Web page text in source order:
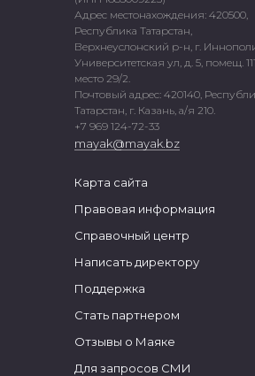
Адрес местонахождения: 420500,
Республика Татарстан,
Верхнеуслонский р-н, г.
Университетская ул, д. 5, помещ.
место 29/2.
Почтовый адрес: 420140,
Татарстан, г. Казань, а/я 210.
+7 969 124-72-33
mayak@mayak.bz
Карта сайта
Правовая информация
Справочный центр
Написать директору
Поддержка
Стать партнером
Отзывы о Маяке
Для запросов СМИ